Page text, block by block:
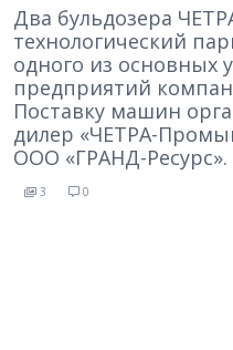
Два бульдозера
технологический
одного из основных
предприятий
Поставку машин
дилер «ЧЕТРА-
ООО «ГРАНД-Ресурс».
3 0